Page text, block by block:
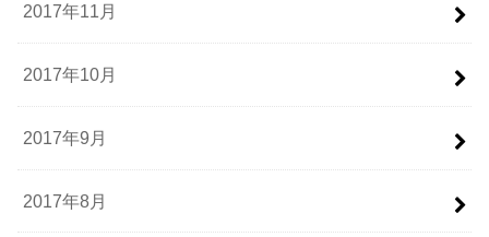
2017年11月
2017年10月
2017年9月
2017年8月